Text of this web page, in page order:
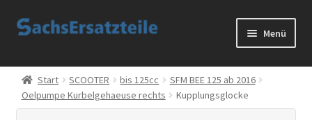
Zur
Zum
Menü
Start
AGB
Start SCOOTER bis 125cc
SFM BEE 125 ab 2016
Oelpumpe Kurbelgehaeuse rechts
Kupplungsglocke